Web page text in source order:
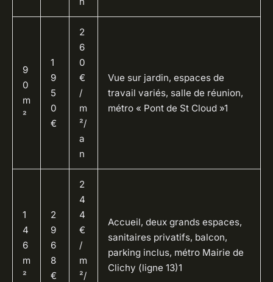
9
0
m
²
1
9
5
0
€
2
6
0
€
/
m
²/
a
n
Vue sur jardin, espaces de
travail variés, salle de réunion,
métro « Pont de St Cloud »1
1
4
6
m
²
2
9
6
8
€
2
4
4
€
/
m
²/
Accueil, deux grands espaces,
sanitaires privatifs, balcon,
parking inclus, métro Mairie de
Clichy (ligne 13)1